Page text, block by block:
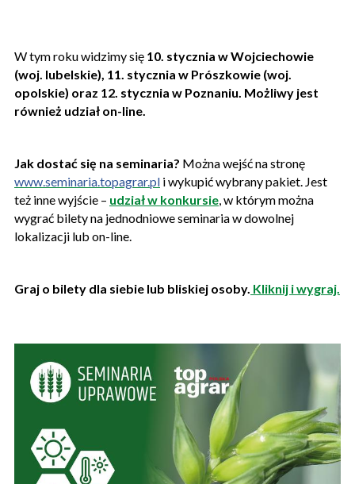
W tym roku widzimy się 10. stycznia w Wojciechowie
(woj. lubelskie), 11. stycznia w Prószkowie (woj.
opolskie) oraz 12. stycznia w Poznaniu. Możliwy jest
również udział on-line.
Jak dostać się na seminaria? Można wejść na stronę
www.seminaria.topagrar.pl i wykupić wybrany pakiet. Jest
też inne wyjście – udział w konkursie, w którym można
wygrać bilety na jednodniowe seminaria w dowolnej
lokalizacji lub on-line.
Graj o bilety dla siebie lub bliskiej osoby. Kliknij i wygraj.